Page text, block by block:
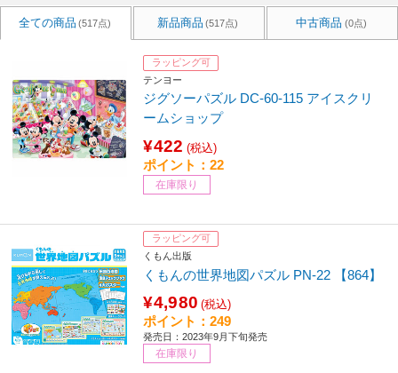
全ての商品 (517点) 新品商品 (517点) 中古商品 (0点)
ラッピング可
テンヨー
ジグソーパズル DC-60-115 アイスクリ
ームショップ
¥422 (税込)
ポイント：22
在庫限り
ラッピング可
くもん出版
くもんの世界地図パズル PN-22 【864】
¥4,980 (税込)
ポイント：249
発売日：2023年9月下旬発売
在庫限り